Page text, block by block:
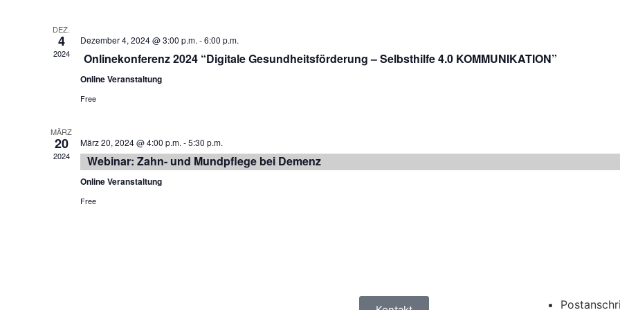
DEZ.
4
2024
Dezember 4, 2024 @ 3:00 p.m. -6:00 p.m.
Onlinekonferenz 2024 “Digitale Gesundheitsförderung – Selbsthilfe 4.0 KOMMUNIKATION”
Online Veranstaltung
Free
MÄRZ
20
2024
März 20, 2024 @ 4:00 p.m. -5:30 p.m.
Webinar: Zahn- und Mundpflege bei Demenz
Online Veranstaltung
Free